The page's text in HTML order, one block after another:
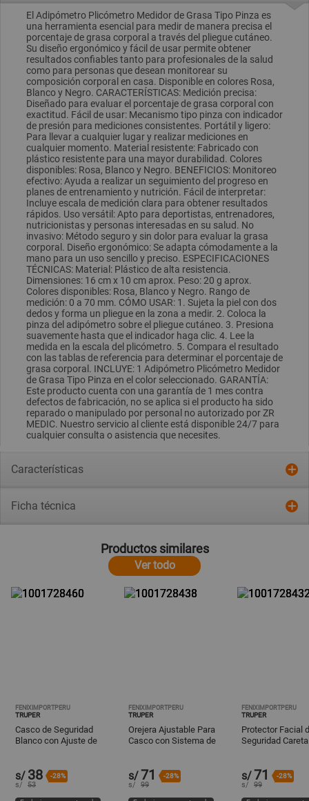
El Adipómetro Plicómetro Medidor de Grasa Tipo Pinza es
una herramienta esencial para medir de manera precisa el
porcentaje de grasa corporal a través del pliegue cutáneo.
Su diseño ergonómico y fácil de usar permite obtener
resultados confiables tanto para profesionales de la salud
como para personas que desean monitorear su
composición corporal en casa. Disponible en colores Rosa,
Blanco y Negro. CARACTERÍSTICAS: Medición precisa:
Diseñado para evaluar el porcentaje de grasa corporal con
exactitud. Fácil de usar: Mecanismo tipo pinza con indicador
de presión para mediciones consistentes. Portátil y ligero:
Para llevar a cualquier lugar y realizar mediciones en
cualquier momento. Material resistente: Fabricado con
plástico resistente para una mayor durabilidad. Colores
disponibles: Rosa, Blanco y Negro. BENEFICIOS: Monitoreo
efectivo: Ayuda a realizar un seguimiento del progreso en
planes de entrenamiento y nutrición. Fácil de interpretar:
Incluye escala de medición clara para obtener resultados
rápidos. Uso versátil: Apto para deportistas, entrenadores,
nutricionistas y personas interesadas en su salud. No
invasivo: Método seguro y sin dolor para evaluar la grasa
corporal. Diseño ergonómico: Se adapta cómodamente a la
mano para un uso sencillo y preciso. ESPECIFICACIONES
TÉCNICAS: Material: Plástico de alta resistencia.
Dimensiones: 16 cm x 10 cm aprox. Peso: 20 g aprox.
Colores disponibles: Rosa, Blanco y Negro. Rango de
medición: 0 a 70 mm. CÓMO USAR: 1. Sujeta la piel con dos
dedos y forma un pliegue en la zona a medir. 2. Coloca la
pinza del adipómetro sobre el pliegue cutáneo. 3. Presiona
suavemente hasta que el indicador haga clic. 4. Lee la
medida en la escala del plicómetro. 5. Compara el resultado
con las tablas de referencia para determinar el porcentaje de
grasa corporal. INCLUYE: 1 Adipómetro Plicómetro Medidor
de Grasa Tipo Pinza en el color seleccionado. GARANTÍA:
Este producto cuenta con una garantía de 1 mes contra
defectos de fabricación, no se aplica si el producto ha sido
reparado o manipulado por personal no autorizado por ZR
MEDIC. Nuestro servicio al cliente está disponible 24/7 para
cualquier consulta o asistencia que necesites.
Características
Ficha técnica
Productos similares
Ver todo
FENIXIMPORTPERU
TRUPER
Casco de Seguridad
Blanco con Ajuste de
s/ 38 -28%
s/ 53
FENIXIMPORTPERU
TRUPER
Orejera Ajustable Para
Casco con Sistema de
s/71 -28%
s/ 99
FENIXIMPORTPERU
TRUPER
Protector Facial
Seguridad Careta
s/71 -28%
s/ 99